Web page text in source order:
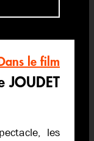
Dans le film
les